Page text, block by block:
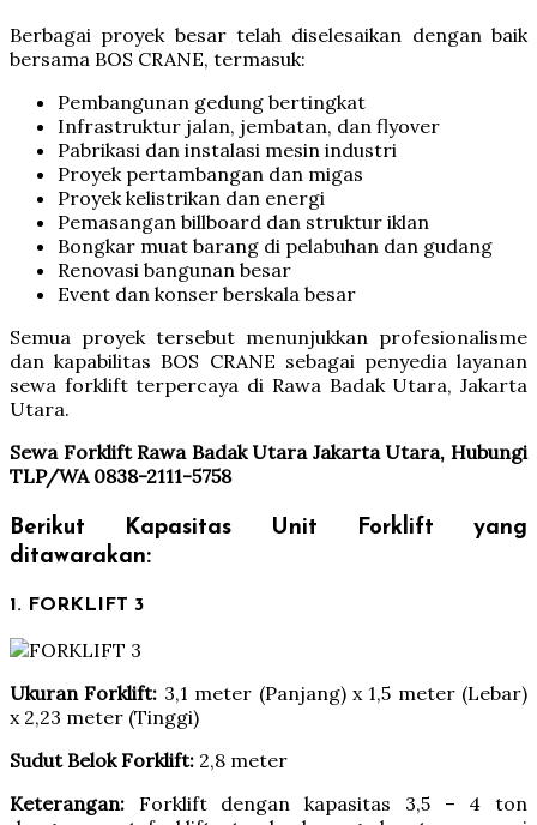
Berbagai proyek besar telah diselesaikan dengan baik
bersama BOS CRANE, termasuk:
Pembangunan gedung bertingkat
Infrastruktur jalan, jembatan, dan flyover
Pabrikasi dan instalasi mesin industri
Proyek pertambangan dan migas
Proyek kelistrikan dan energi
Pemasangan billboard dan struktur iklan
Bongkar muat barang di pelabuhan dan gudang
Renovasi bangunan besar
Event dan konser berskala besar
Semua proyek tersebut menunjukkan profesionalisme
dan kapabilitas BOS CRANE sebagai penyedia layanan
sewa forklift terpercaya di Rawa Badak Utara, Jakarta
Utara.
Sewa Forklift Rawa Badak Utara Jakarta Utara, Hubungi
TLP/WA 0838-2111-5758
Berikut Kapasitas Unit Forklift yang
ditawarakan:
1. FORKLIFT 3
Ukuran Forklift: 3,1 meter (Panjang) x 1,5 meter (Lebar)
x 2,23 meter (Tinggi)
Sudut Belok Forklift: 2,8 meter
Keterangan: Forklift dengan kapasitas 3,5 – 4 ton